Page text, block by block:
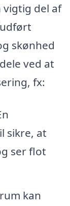
vigtig del af
skønhed
ved at
fx:
sikre, at
ser flot
kan